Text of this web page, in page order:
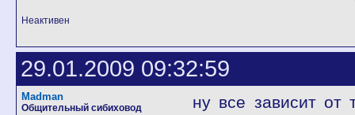
Неактивен
29.01.2009 09:32:59
Madman
Общительный сибиховод
ну все зависит от